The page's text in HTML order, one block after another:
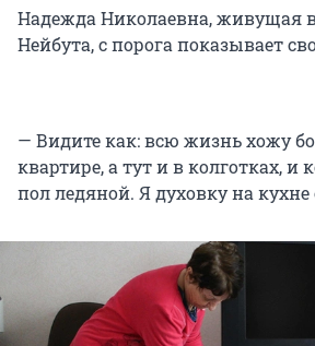
Надежда Николаевна, живущая в
Нейбута, с порога показывает
— Видите как: всю жизнь хожу
квартире, а тут и в колготках, и
пол ледяной. Я духовку на